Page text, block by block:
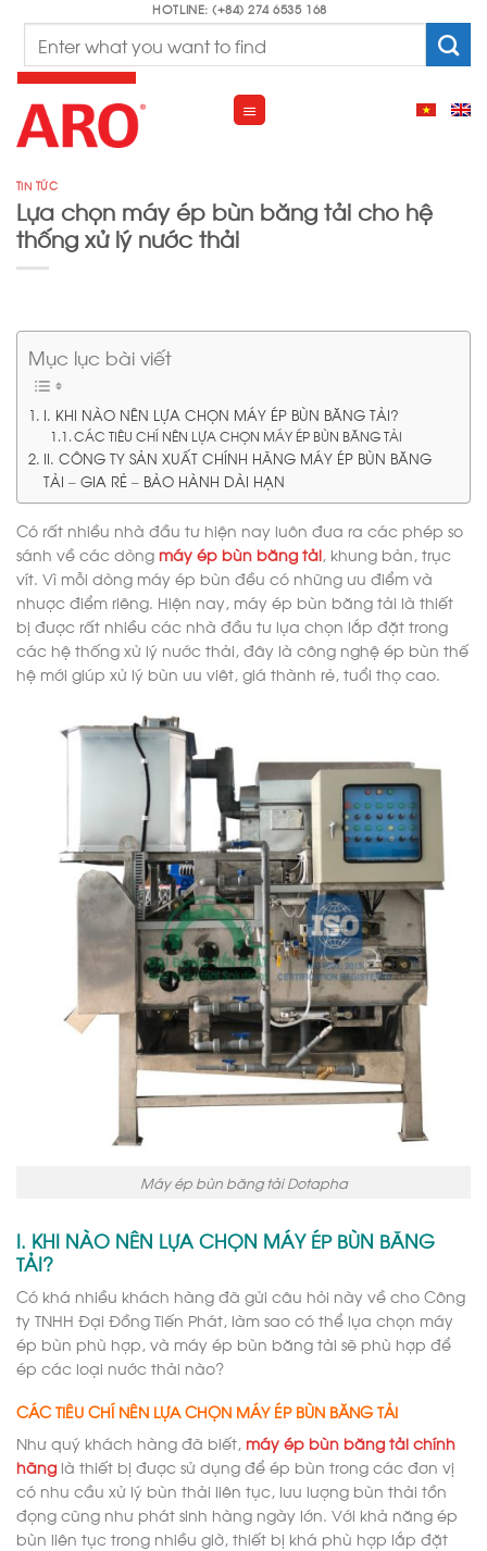
content
HOTLINE: (+84) 274 6535 168
TIN TỨC
Lựa chọn máy ép bùn băng tải cho hệ
thống xử lý nước thải
Mục lục bài viết
I. KHI NÀO NÊN LỰA CHỌN MÁY ÉP BÙN BĂNG TẢI?
CÁC TIÊU CHÍ NÊN LỰA CHỌN MÁY ÉP BÙN BĂNG TẢI
II. CÔNG TY SẢN XUẤT CHÍNH HÃNG MÁY ÉP BÙN BĂNG
TẢI – GIA RẺ – BẢO HÀNH DÀI HẠN
Có rất nhiều nhà đầu tư hiện nay luôn đưa ra các phép so
sánh về các dòngmáy ép bùn băng tải, khung bản, trục
vít. Vì mỗi dòng máy ép bùn đều có những ưu điểm và
nhược điểm riêng. Hiện nay, máy ép bùn băng tải là thiết
bị được rất nhiều các nhà đầu tư lựa chọn lắp đặt trong
các hệ thống xử lý nước thải, đây là công nghệ ép bùn thế
hệ mới giúp xử lý bùn ưu viêt, giá thành rẻ, tuổi thọ cao.
Máy ép bùn băng tải Dotapha
I. KHI NÀO NÊN LỰA CHỌN MÁY ÉP BÙN BĂNG
TẢI?
Có khá nhiều khách hàng đã gửi câu hỏi này về cho Công
ty TNHH Đại Đồng Tiến Phát, làm sao có thể lựa chọn máy
ép bùn phù hợp, và máy ép bùn băng tải sẽ phù hợp để
ép các loại nước thải nào?
CÁC TIÊU CHÍ NÊN LỰA CHỌN MÁY ÉP BÙN BĂNG TẢI
Như quý khách hàng đã biết,máy ép bùn băng tải chính
hãng là thiết bị được sử dụng để ép bùn trong các đơn vị
có nhu cầu xử lý bùn thải liên tục, lưu lượng bùn thải tồn
đọng cũng như phát sinh hàng ngày lớn. Với khả năng ép
bùn liên tục trong nhiều giờ, thiết bị khá phù hợp lắp đặt